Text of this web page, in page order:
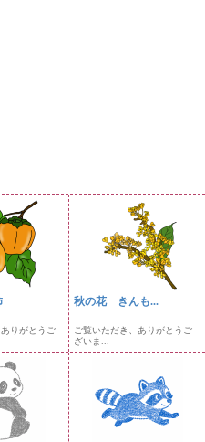
りがとうご
秋の花 きんも...
ご覧いただき、ありがとうご
ざいま...